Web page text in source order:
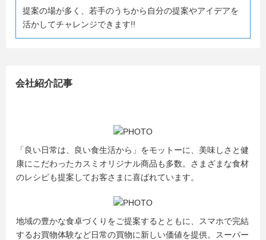
そして「地域のお客さまのために」という企業理念をもと
に、地域に寄り添ったお店づくりを従業員みんなで作り上
茨城県内初！女性活躍推進“3つ星企業”に認定されました！
『えるぼし第3段階認定企業』
そして2018年8月には『プラチナくるみん』認定をいただ
いたカスミです。
**************************************************************************
タッフ一同
提案の場が多く、若手のうちから自分の提案やアイデアを
活かしてチャレンジできます!!
会社紹介記事
「良い日常は、良い食生活から」をモットーに、美味しさと健
康にこだわったカスミオリジナル商品も多数。さまざまな食材
のレシピも提案してお客さまに喜ばれています。
地域の豊かな食卓づくりをご提案するとともに、スマホで完結
するお買物体験など日常の買物に新しい価値を提供。スーパー